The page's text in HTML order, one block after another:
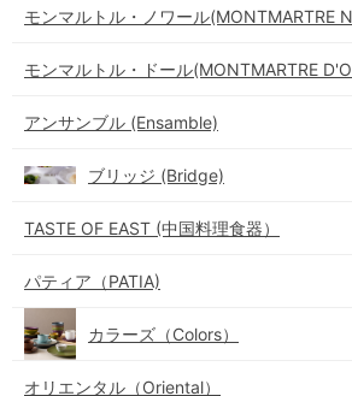
モンマルトル・ノワール(MONTMARTRE
モンマルトル・ドール(MONTMARTRE
アンサンブル (Ensamble)
ブリッジ (Bridge)
TASTE OF EAST (中国料理食器）
パティア（PATIA)
カラーズ（Colors）
オリエンタル（Oriental）